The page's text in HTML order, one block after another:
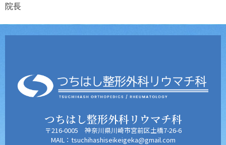
院長
つちはし整形外科リウマチ科
〒216-0005 神奈川県川崎市宮前区土橋7-26-6
MAIL：tsuchihashiseikeigeka@gmail.com